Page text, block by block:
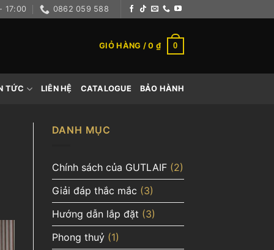
17:00 0862 059 588
GIỎ HÀNG /0 ₫ 0
TỨC LIÊN HỆ CATALOGUE BẢO HÀNH
DANH MỤC
Chính sách của GUTLAIF(2)
Giải đáp thắc mắc (3)
Hướng dẫn lắp đặt (3)
Phong thuỷ(1)